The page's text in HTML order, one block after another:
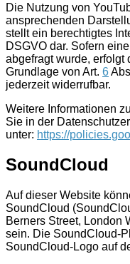
Die Nutzung von
ansprechenden
stellt ein berechtigtes
DSGVO dar. Sofern
abgefragt wurde,
Grundlage von Art. 6
jederzeit widerrufbar.
Weitere Informationen
Sie in der
unter: https://
SoundCloud
Auf dieser Website
SoundCloud
Berners Street, London
sein. Die SoundCloud-
SoundCloud-Logo auf